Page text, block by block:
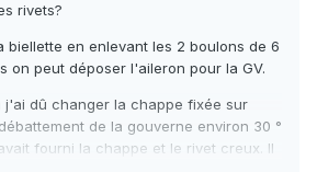
rivets?
biellette en enlevant les 2 boulons de 6
on peut déposer l'aileron pour la GV.
j'ai dû changer la chappe fixée sur
de la gouverne environ 30 °
fourni la chappe et le rivet creux. Il